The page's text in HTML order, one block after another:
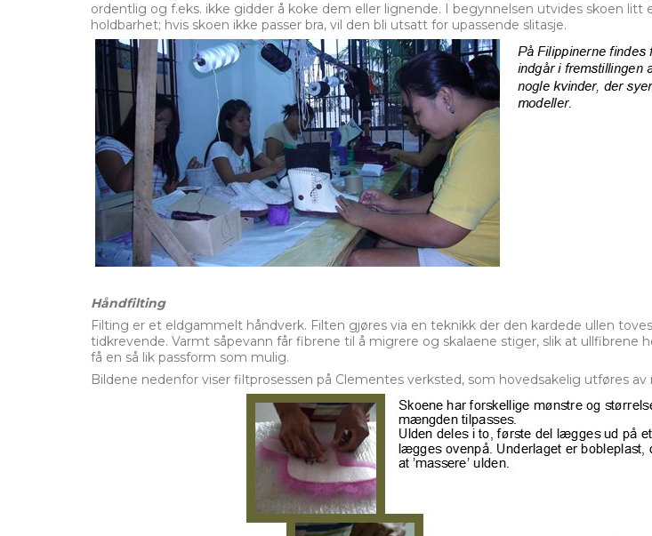
ordentlig og f.eks. ikke gidder å koke dem eller lignende. I begynnelsen utvides skoen
holdbarhet; hvis skoen ikke passer bra, vil den bli utsatt for upassende slitasje.
Håndfilting
Filting er et eldgammelt håndverk. Filten gjøres via en teknikk der den kardede ullen
tidkrevende. Varmt såpevann får fibrene til å migrere og skalaene stiger, slik at
få en så lik passform som mulig.
Bildene nedenfor viser filtprosessen på Clementes verksted, som hovedsakelig utføres av